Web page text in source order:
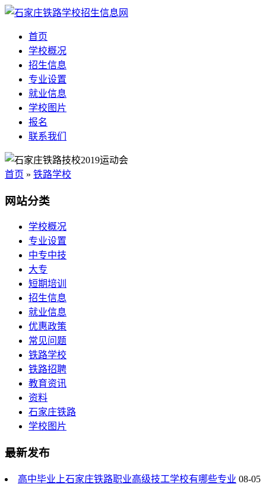
首页
学校概况
招生信息
专业设置
就业信息
学校图片
报名
联系我们
首页 » 铁路学校
网站分类
学校概况
专业设置
中专中技
大专
短期培训
招生信息
就业信息
优惠政策
常见问题
铁路学校
铁路招聘
教育资讯
资料
石家庄铁路
学校图片
最新发布
高中毕业上石家庄铁路职业高级技工学校有哪些专业 08-05